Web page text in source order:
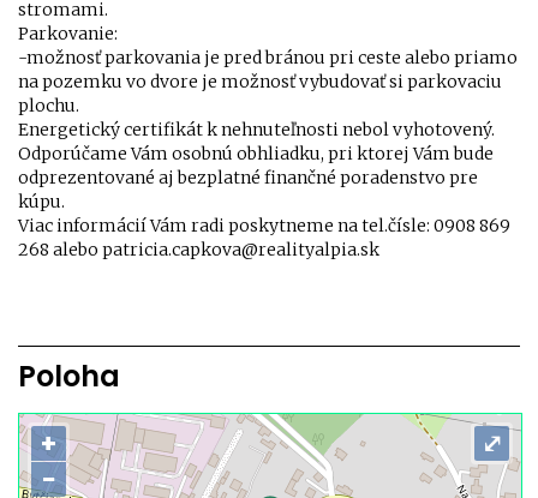
stromami.
Parkovanie:
-možnosť parkovania je pred bránou pri ceste alebo priamo
na pozemku vo dvore je možnosť vybudovať si parkovaciu
plochu.
Energetický certifikát k nehnuteľnosti nebol vyhotovený.
Odporúčame Vám osobnú obhliadku, pri ktorej Vám bude
odprezentované aj bezplatné finančné poradenstvo pre
kúpu.
Viac informácií Vám radi poskytneme na tel.čísle: 0908 869
268 alebo patricia.capkova@realityalpia.sk
Poloha
+
−
⤢